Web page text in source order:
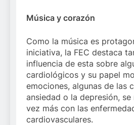
Música y corazón
Como la música es
iniciativa, la FEC destaca
influencia de esta sobre
cardiológicos y su papel
emociones, algunas de las
ansiedad o la depresión, se
vez más con las
cardiovasculares.